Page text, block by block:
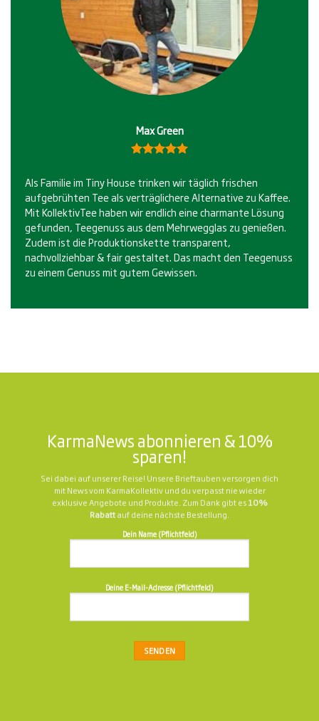
Max Green
mit 5.00
von 5
Als Familie im Tiny House trinken wir täglich frischen
aufgebrühten Tee als verträglichere Alternative zu Kaffee.
Mit KollektivTee haben wir endlich eine charmante Lösung
gefunden, Teegenuss aus dem Mehrwegglas zu genießen.
Zudem ist die Produktionskette transparent,
nachvollziehbar & fair gestaltet. Das macht den Teegenuss
zu einem Genuss mit gutem Gewissen.
KarmaNews abonnieren & 10%
sparen!
Sei dabei auf unserer Reise! Unsere Brieftauben versorgen dich
mit News vom KarmaKollektiv und du verpasst nie wieder
exklusive Angebote und Produkte. Zum Dank gibt es10%
Rabattauf deine nächste Bestellung.
Dein Name (Pflichtfeld)
Deine E-Mail-Adresse (Pflichtfeld)